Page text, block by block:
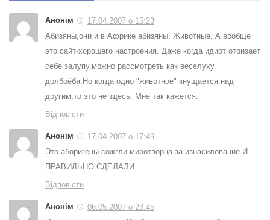
Анонім
17.04.2007 о 15:23
Абизяны,они и в Африке абизяны. Животные. А вообще
это сайт-хорошего настроения. Даже когда идиот отризает
себе залупу,можно рассмотреть как веселуху
долбоёба.Но когда одно "животное" знущается над
другим,то это не здесь. Мне так кажется.
Відповісти
Анонім
17.04.2007 о 17:49
Это аборигены сожгли миротворца за изнасилование-И
ПРАВИЛЬНО СДЕЛАЛИ
Відповісти
Анонім
06.05.2007 о 23:45